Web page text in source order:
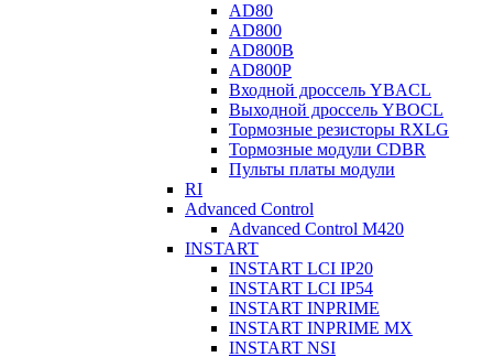
AD80
AD800
AD800B
AD800P
Входной дроссель YBACL
Выходной дроссель YBOCL
Тормозные резисторы RXLG
Тормозные модули CDBR
Пульты платы модули
RI
Advanced Control
Advanced Control M420
INSTART
INSTART LCI IP20
INSTART LCI IP54
INSTART INPRIME
INSTART INPRIME MX
INSTART NSI